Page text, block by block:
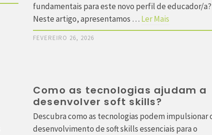
fundamentais para este novo perfil de educador/a?
Neste artigo, apresentamos … Ler Mais
FEVEREIRO 26, 2026
Como as tecnologias ajudam a
desenvolver soft skills?
Descubra como as tecnologias podem impulsionar
desenvolvimento de soft skills essenciais para o